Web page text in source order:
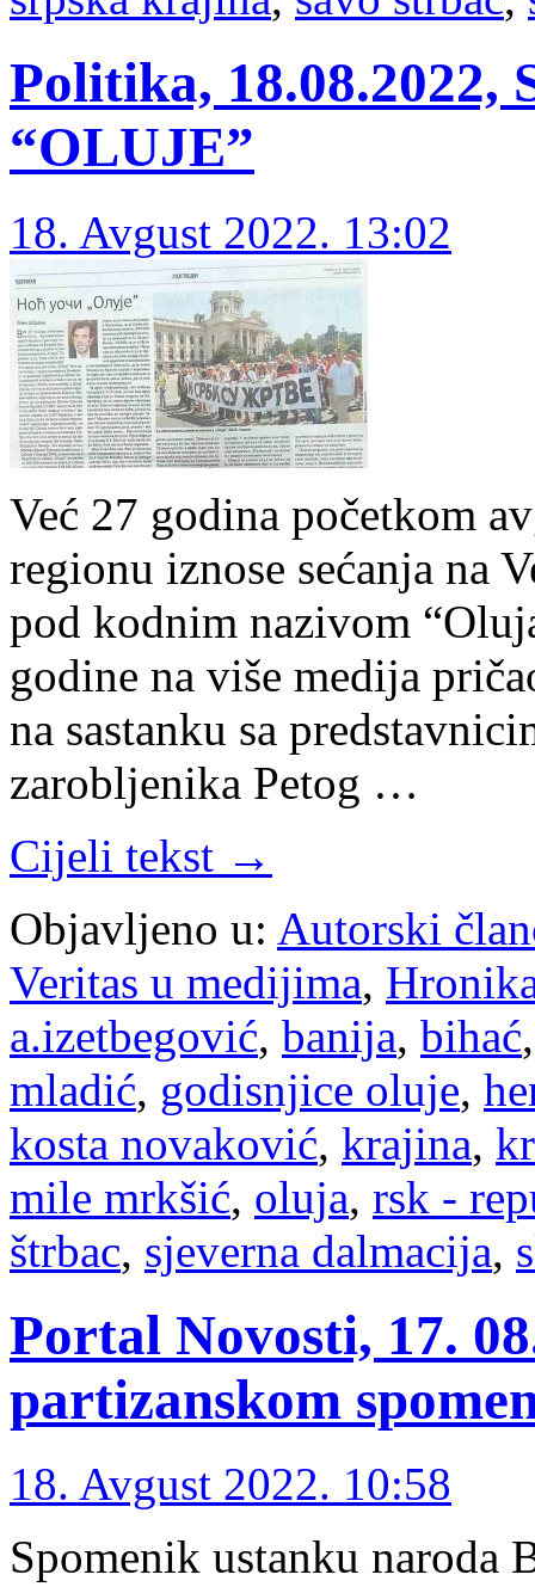
Politika, 18.08.2022,
“OLUJE”
18. Avgust 2022. 13:02
Već 27 godina početkom
regionu iznose sećanja na
pod kodnim nazivom
godine na više medija
na sastanku sa
zarobljenika Petog …
Cijeli tekst →
Objavljeno u: Autorski
Veritas u medijima,
a.izetbegović, banija, bihać
mladić, godisnjice oluje,
kosta novaković, krajina,
mile mrkšić, oluja, rsk -
štrbac, sjeverna dalmacija,
Portal Novosti, 17.
partizanskom
18. Avgust 2022. 10:58
Spomenik ustanku naroda